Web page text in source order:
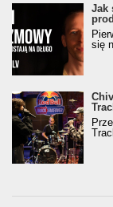
Jak
się